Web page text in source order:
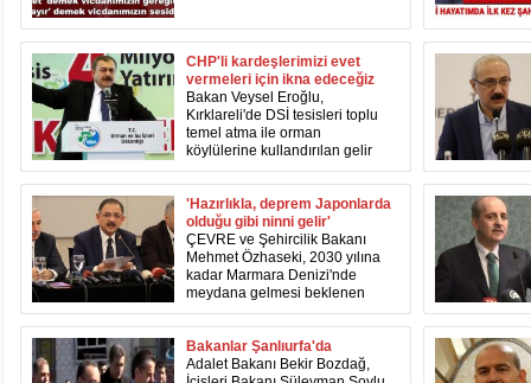
CHP'li kardeşlerimizi evet
vermeleri için ikna edeceğiz
Bakan Veysel Eroğlu,
Kırklareli'de DSİ tesisleri toplu
temel atma ile orman
köylülerine kullandırılan gelir
getirici tür ve Orköy kredi
sertifikaları dağıtım törenlerine
katıldıktan sonra valilik ve AK
Parti'yi ziyaret etti.
'Hazırlıkla, deprem Japonlarda
olduğu gibi ninni gelir'
ÇEVRE ve Şehircilik Bakanı
Mehmet Özhaseki, 2030 yılına
kadar Marmara Denizi'nde
meydana gelmesi beklenen
deprem öncesi önlemler
alınacağını, son bir yüzyılda 6
ve üzeri büyüklükteki
depremlerde 81 bin 637 kişinin
Bakanlar Şanlıurfa'da
Adalet Bakanı Bekir Bozdağ,